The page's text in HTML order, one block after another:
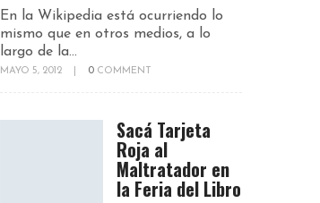
En la Wikipedia está ocurriendo lo
mismo que en otros medios, a lo
largo de la...
MAYO 5, 2012 0 COMMENT
Sacá Tarjeta
Roja al
Maltratador en
la Feria del Libro